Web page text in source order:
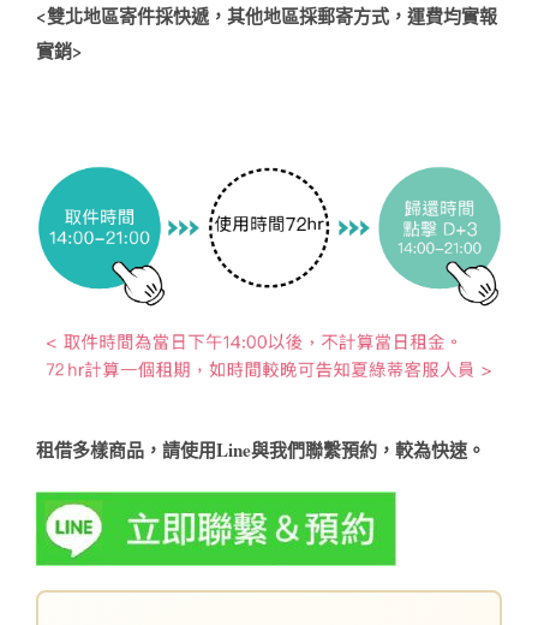
<雙北地區寄件採快遞，其他地區採郵寄方式，運費均實報
實銷>
租借多樣商品，請使用Line與我們聯繫預約，較為快速。